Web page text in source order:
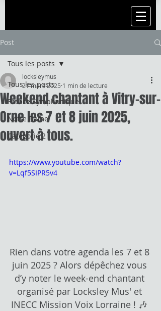
Post
Tous les posts
France Symphonique
Notre Dame
Catégorie 2
Tous les posts
Weekend chantant à Vitry-sur-
Orne les 7 et 8 juin 2025,
ouvert à tous.
locksleymus
21 mars 2025 1 min de lecture
https://www.youtube.com/watch?
v=Lqf5SIPR5v4
Rien dans votre agenda les 7 et 8
juin 2025 ? Alors dépêchez vous
d’y noter le week-end chantant
organisé par Locksley Mus' et
INECC Mission Voix Lorraine ! 🎶